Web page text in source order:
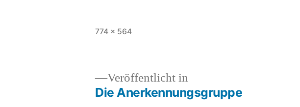
774 × 564
Veröffentlicht in
Die Anerkennungsgruppe